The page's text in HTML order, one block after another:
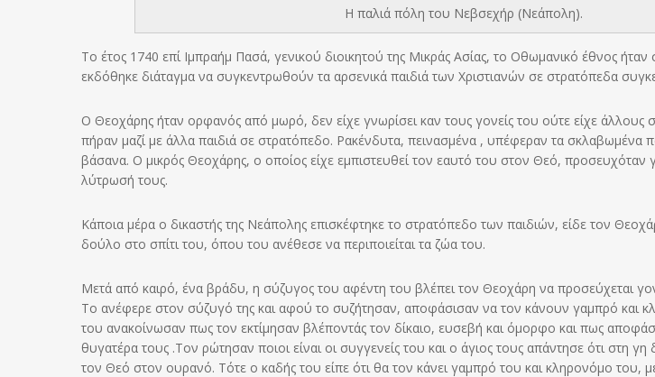
Η παλιά πόλη του Νεβσεχήρ (Νεάπολη).
Το έτος 1740 επί Ιμπραήμ Πασά, γενικού διοικητού της Μικράς Ασίας, το Οθωμανικό έθνος
εκδόθηκε διάταγμα να συγκεντρωθούν τα αρσενικά παιδιά των Χριστιανών σε στρατόπεδα
Ο Θεοχάρης ήταν ορφανός από μωρό, δεν είχε γνωρίσει καν τους γονείς του ούτε είχε άλλους
πήραν μαζί με άλλα παιδιά σε στρατόπεδο. Ρακένδυτα, πεινασμένα , υπέφεραν τα σκλαβωμένα
βάσανα. Ο μικρός Θεοχάρης, ο οποίος είχε εμπιστευθεί τον εαυτό του στον Θεό, προσευχόταν
λύτρωσή τους.
Κάποια μέρα ο δικαστής της Νεάπολης επισκέφτηκε το στρατόπεδο των παιδιών, είδε τον
δούλο στο σπίτι του, όπου του ανέθεσε να περιποιείται τα ζώα του.
Μετά από καιρό, ένα βράδυ, η σύζυγος του αφέντη του βλέπει τον Θεοχάρη να προσεύχεται
Το ανέφερε στον σύζυγό της και αφού το συζήτησαν, αποφάσισαν να τον κάνουν γαμπρό και
του ανακοίνωσαν πως τον εκτίμησαν βλέποντάς τον δίκαιο, ευσεβή και όμορφο και πως
θυγατέρα τους .Τον ρώτησαν ποιοι είναι οι συγγενείς του και ο άγιος τους απάντησε ότι στη
τον Θεό στον ουρανό. Τότε ο καδής του είπε ότι θα τον κάνει γαμπρό του και κληρονόμο του,